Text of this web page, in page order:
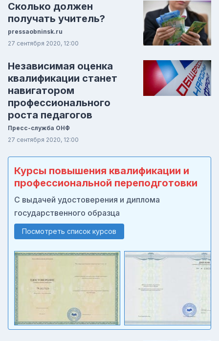
Сколько должен
получать учитель?
pressaobninsk.ru
27 сентября 2020, 12:00
Независимая оценка
квалификации станет
навигатором
профессионального
роста педагогов
Пресс-служба ОНФ
27 сентября 2020, 12:00
Курсы повышения квалификации и
профессиональной переподготовки
С выдачей удостоверения и диплома
государственного образца
Посмотреть список курсов